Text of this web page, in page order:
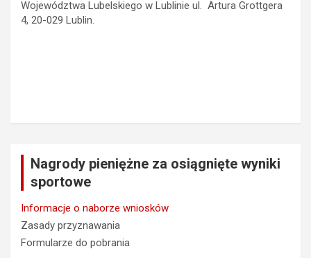
Województwa Lubelskiego w Lublinie ul. Artura Grottgera
4, 20-029 Lublin.
Nagrody pieniężne za osiągnięte wyniki
sportowe
Informacje o naborze wniosków
Zasady przyznawania
Formularze do pobrania